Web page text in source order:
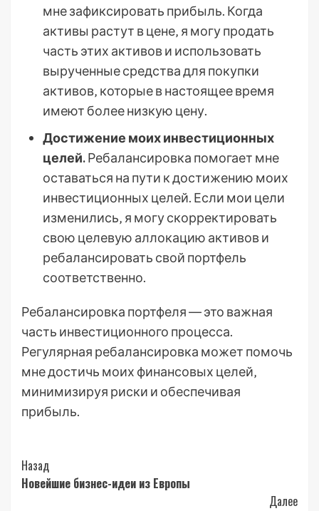
мне зафиксировать прибыль. Когда
активы растут в цене‚ я могу продать
часть этих активов и использовать
вырученные средства для покупки
активов‚ которые в настоящее время
имеют более низкую цену.
Достижение моих инвестиционных
целей.Ребалансировка помогает мне
оставаться на пути к достижению моих
инвестиционных целей. Если мои цели
изменились‚ я могу скорректировать
свою целевую аллокацию активов и
ребалансировать свой портфель
соответственно.
Ребалансировка портфеля ― это важная
часть инвестиционного процесса.
Регулярная ребалансировка может помочь
мне достичь моих финансовых целей‚
минимизируя риски и обеспечивая
прибыль.
Post
Navigation
Назад
Новейшие бизнес-идеи из Европы
Далее